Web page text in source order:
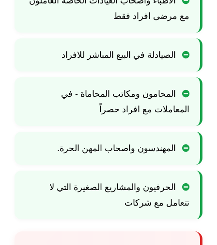
مع مرضى افراد فقط
الصيادلة في البيع المباشر للافراد
المحامون ومكاتب المحاماة - في
المعاملات مع افراد حصراً
المهندسون واصحاب المهن الحرة.
الحرفيون والمشاريع الصغيرة التي لا
تتعامل مع شركات